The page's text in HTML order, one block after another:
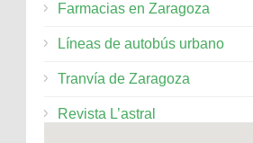
Farmacias en Zaragoza
Líneas de autobús urbano
Tranvía de Zaragoza
Revista L’astral